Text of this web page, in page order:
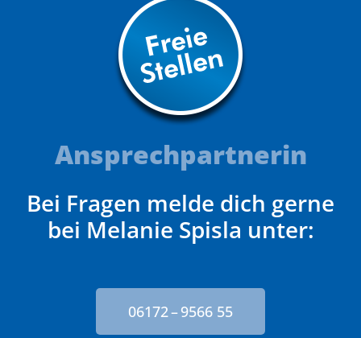
Ansprechpartnerin
Bei Fragen melde dich gerne
bei Melanie Spisla unter:
06172 – 9566 55